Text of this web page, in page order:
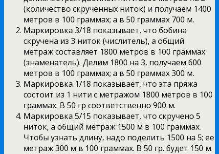
(количество скрученных ниток) и получаем 1400
метров в 100 граммах; а в 50 граммах 700 м.
Маркировка 3/18 показывает, что бобина
скручена из 3 ниток (числитель), а общий
метраж составляет 1800 метров в 100 граммах
(знаменатель). Делим 1800 на 3, получаем 600
метров в 100 граммах; а в 50 граммах 300 м.
Маркировка 1/18 показывает, что эта пряжа
состоит из 1 нити с метражом 1800 метров в 100
граммах. В 50 гр соответственно 900 м.
Маркировка 5/15 показывает, что скручено 5
ниток, а общий метраж 1500 м в 100 граммах.
Чтобы узнать длину, надо поделить 1500 на 5; ее
метраж 300 м в 100 граммах. В 50 гр. будет 150 м.